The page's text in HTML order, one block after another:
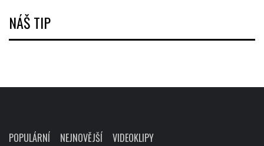
NÁŠ TIP
POPULÁRNÍ NEJNOVĚJŠÍ VIDEOKLIPY